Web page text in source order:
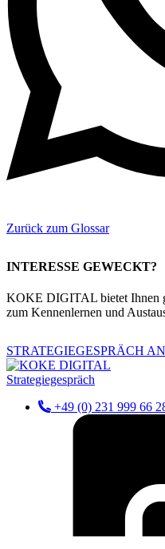
Zurück zum Glossar
INTERESSE GEWECKT?
KOKE DIGITAL bietet Ihnen
zum Kennenlernen und
STRATEGIEGESPRÄCH
Strategiegespräch
+49 (0) 231 999 66